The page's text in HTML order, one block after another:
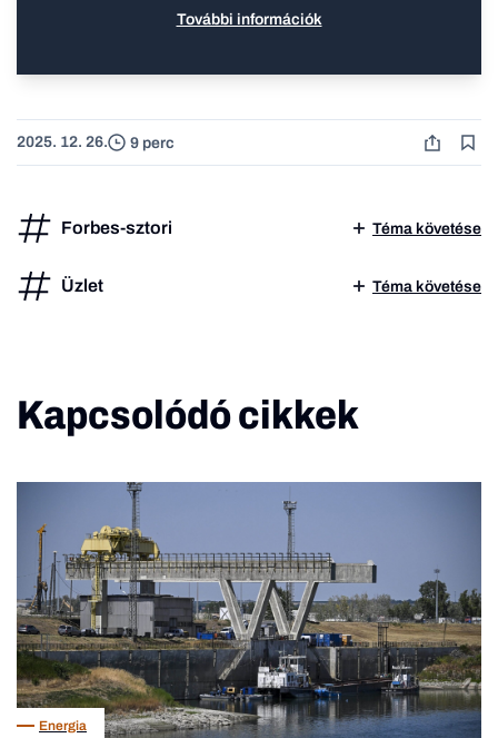
További információk
2025. 12. 26. 9 perc
Forbes-sztori Téma követése
Üzlet Téma követése
Kapcsolódó cikkek
Energia